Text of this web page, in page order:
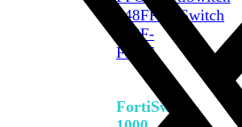
648FFortiSwitch
648F-
FPOE
FortiSwitch